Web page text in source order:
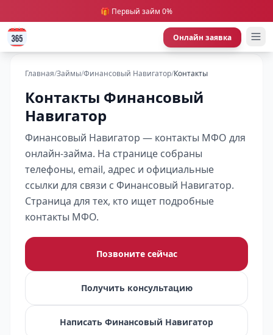
🎁 Первый займ 0%
Онлайн заявка
Главная/Займы/Финансовый Навигатор/Контакты
Контакты Финансовый
Навигатор
Финансовый Навигатор — контакты МФО для
онлайн-займа. На странице собраны
телефоны, email, адрес и официальные
ссылки для связи с Финансовый Навигатор.
Страница для тех, кто ищет подробные
контакты МФО.
Позвоните сейчас
Получить консультацию
Написать Финансовый Навигатор